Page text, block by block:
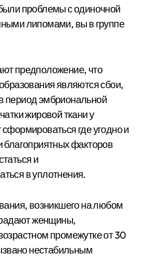
проблемы с одиночной
липомами, вы в группе
предположение, что
являются сбои,
период эмбриональной
жировой ткани у
где угодно и
благоприятных факторов
и
в уплотнения.
возникшего на любом
женщины,
промежутке от 30
нестабильным